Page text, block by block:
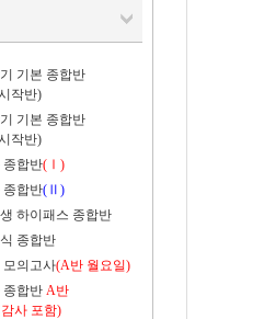
기본 종합반
작반)
기본 종합반
작반)
종합반(Ⅰ)
종합반(Ⅱ)
하이패스 종합반
종합반
모의고사(A반 월요일)
종합반 A반
사 포함)